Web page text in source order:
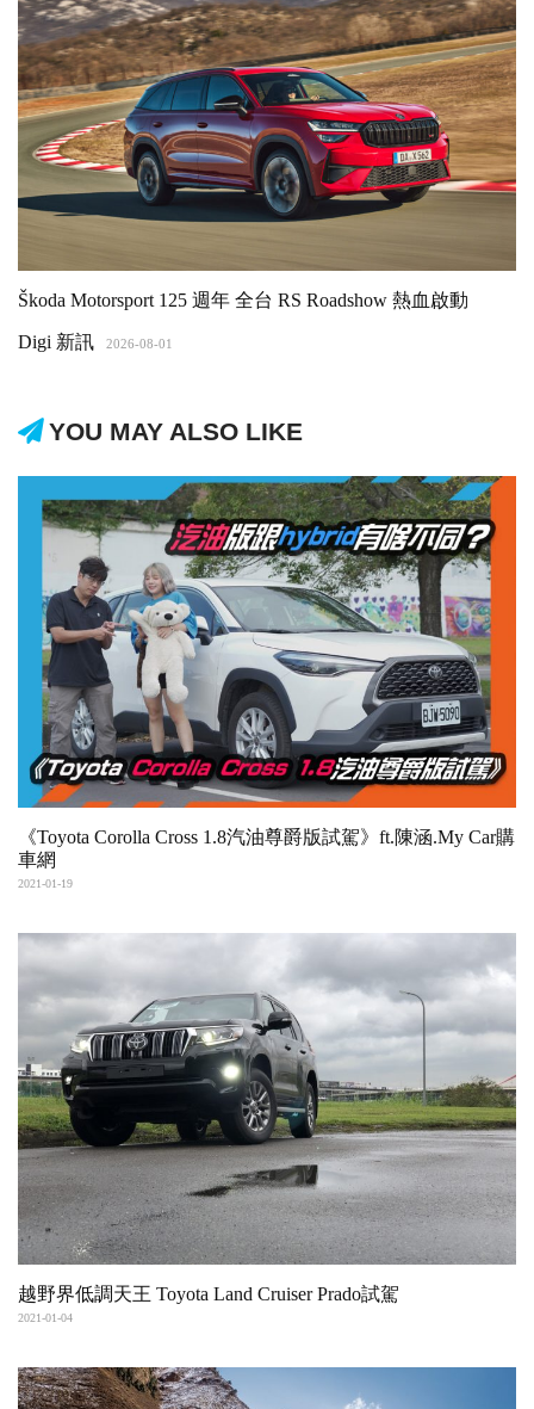
Škoda Motorsport 125 週年 全台 RS Roadshow 熱血啟動
Digi 新訊 2026-08-01
YOU MAY ALSO LIKE
《Toyota Corolla Cross 1.8汽油尊爵版試駕》ft.陳涵.My Car購
車網
2021-01-19
越野界低調天王 Toyota Land Cruiser Prado試駕
2021-01-04